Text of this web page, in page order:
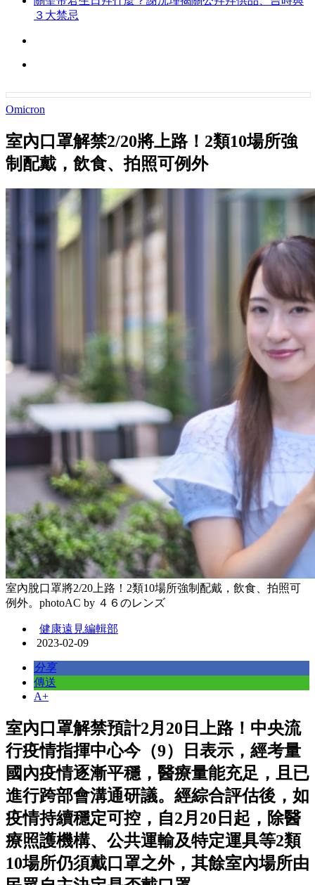
３大禁忌
Omicron
室內口罩解禁2/20將上路！2類10場所強
制配戴，飲食、拍照可例外
室內脫口罩將2/20上路！2類10場所強制配戴，飲食、拍照可
例外。photoAC by ４６のレンズ
健康遠見編輯部
2023-02-09
分享
傳送
A+
室內口罩解禁預計2月20日上路！中央流
行疫情指揮中心今（9）日表示，經考量
國內疫情逐漸平穩，醫療量能充足，且已
進行跨部會溝通研議。經綜合評估後，如
疫情持續穩定可控，自2月20日起，除醫
療照護機構、公共運輸及特定運具等2類
10場所仍須戴口罩之外，其餘室內場所由